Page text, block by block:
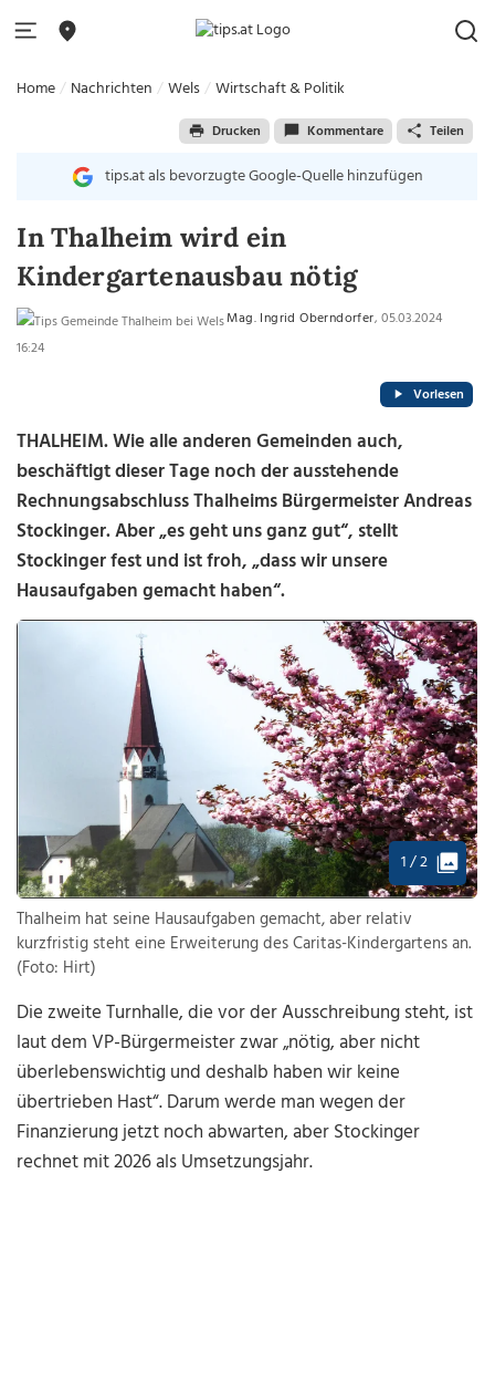
Home Nachrichten Wels Wirtschaft & Politik
Drucken Kommentare Teilen
tips.at als bevorzugte Google-Quelle hinzufügen
In Thalheim wird ein
Kindergartenausbau nötig
Mag. Ingrid Oberndorfer, 05.03.2024
16:24
Vorlesen
THALHEIM.Wie alle anderen Gemeinden auch,
beschäftigt dieser Tage noch der ausstehende
Rechnungsabschluss Thalheims Bürgermeister Andreas
Stockinger. Aber „es geht uns ganz gut“, stellt
Stockinger fest und ist froh, „dass wir unsere
Hausaufgaben gemacht haben“.
1 / 2
Thalheim hat seine Hausaufgaben gemacht, aber relativ
kurzfristig steht eine Erweiterung des Caritas-Kindergartens an.
(Foto: Hirt)
Die zweite Turnhalle, die vor der Ausschreibung steht, ist
laut dem VP-Bürgermeister zwar „nötig, aber nicht
überlebenswichtig und deshalb haben wir keine
übertrieben Hast“. Darum werde man wegen der
Finanzierung jetzt noch abwarten, aber Stockinger
rechnet mit 2026 als Umsetzungsjahr.